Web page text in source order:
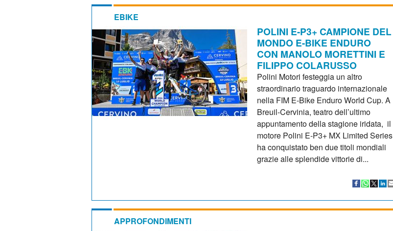
EBIKE
POLINI E-P3+ CAMPIONE DEL
MONDO E-BIKE ENDURO
CON MANOLO MORETTINI E
FILIPPO COLARUSSO
Polini Motori festeggia un altro
straordinario traguardo internazionale
nella FIM E-Bike Enduro World Cup. A
Breuil-Cervinia, teatro dell’ultimo
appuntamento della stagione iridata, il
motore Polini E-P3+ MX Limited Series
ha conquistato ben due titoli mondiali
grazie alle splendide vittorie di...
APPROFONDIMENTI